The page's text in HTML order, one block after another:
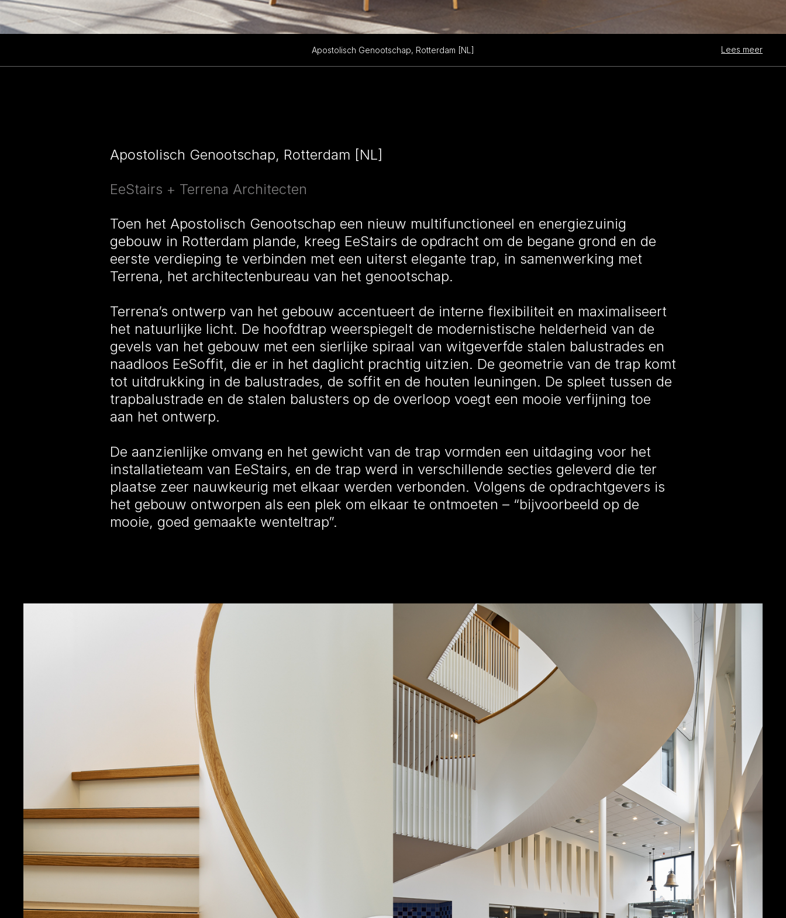
Apostolisch Genootschap, Rotterdam [NL] Lees meer
Apostolisch Genootschap, Rotterdam [NL]
EeStairs + Terrena Architecten
Toen het Apostolisch Genootschap een nieuw multifunctioneel en energiezuinig
gebouw in Rotterdam plande, kreeg EeStairs de opdracht om de begane grond en de
eerste verdieping te verbinden met een uiterst elegante trap, in samenwerking met
Terrena, het architectenbureau van het genootschap.
Terrena’s ontwerp van het gebouw accentueert de interne flexibiliteit en maximaliseert
het natuurlijke licht. De hoofdtrap weerspiegelt de modernistische helderheid van de
gevels van het gebouw met een sierlijke spiraal van witgeverfde stalen balustrades en
naadloos EeSoffit, die er in het daglicht prachtig uitzien. De geometrie van de trap komt
tot uitdrukking in de balustrades, de soffit en de houten leuningen. De spleet tussen de
trapbalustrade en de stalen balusters op de overloop voegt een mooie verfijning toe
aan het ontwerp.
De aanzienlijke omvang en het gewicht van de trap vormden een uitdaging voor het
installatieteam van EeStairs, en de trap werd in verschillende secties geleverd die ter
plaatse zeer nauwkeurig met elkaar werden verbonden. Volgens de opdrachtgevers is
het gebouw ontworpen als een plek om elkaar te ontmoeten – “bijvoorbeeld op de
mooie, goed gemaakte wenteltrap”.